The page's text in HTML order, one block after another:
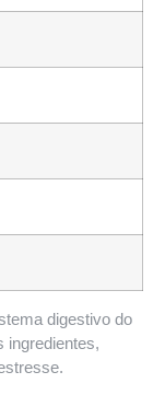
digestivo do
ingredientes,